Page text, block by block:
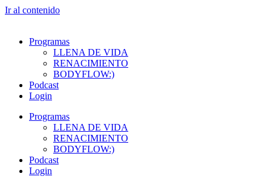
Ir al contenido
Programas
LLENA DE VIDA
RENACIMIENTO
BODYFLOW:)
Podcast
Login
Programas
LLENA DE VIDA
RENACIMIENTO
BODYFLOW:)
Podcast
Login